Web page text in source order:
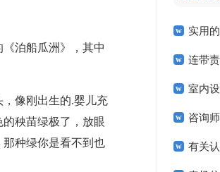
泊船瓜洲》，其中
像刚出生的.婴儿充
秧苗绿极了，放眼
种绿你是看不到也
实用
实习报告
篇
连带
室内
告汇编15
咨询
篇 有关